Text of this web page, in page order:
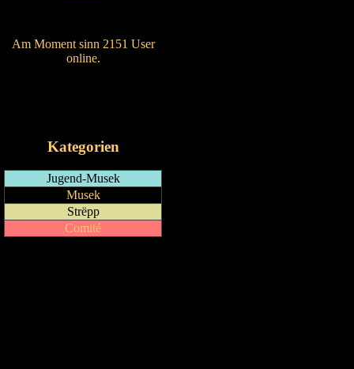
Am Moment sinn 2151 User
online.
Kategorien
Jugend-Musek
Musek
Strëpp
Comité